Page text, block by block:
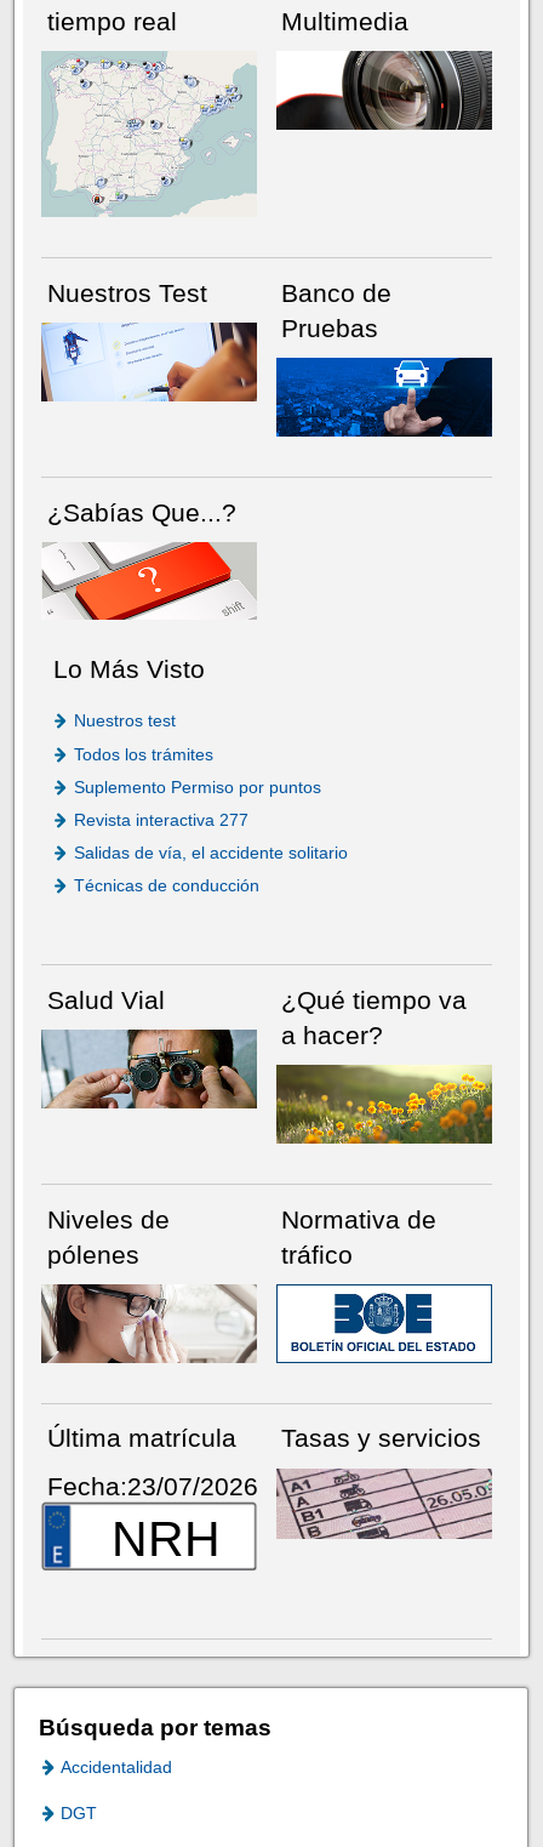
NÚMERO ACTUALHEMEROTECA
tiempo real
Multimedia
Nuestros Test
Banco de
Pruebas
¿Sabías Que...?
Lo Más Visto
Nuestros test
Todos los trámites
Suplemento Permiso por puntos
Revista interactiva 277
Salidas de vía, el accidente solitario
Técnicas de conducción
Salud Vial
¿Qué tiempo va
a hacer?
Niveles de
pólenes
Normativa de
tráfico
Última matrícula
Fecha:23/07/2026
NRH
Tasas y servicios
Búsqueda por temas
Accidentalidad
DGT